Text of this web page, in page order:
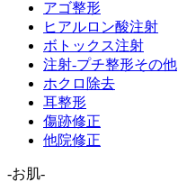
アゴ整形
ヒアルロン酸注射
ボトックス注射
注射-プチ整形その他
ホクロ除去
耳整形
傷跡修正
他院修正
-お肌-